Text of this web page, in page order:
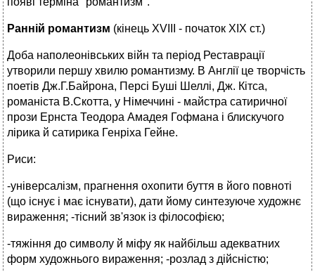
Ранній романтизм (кінець XVIII - початок XIX ст.)
Доба наполеонівських війн та період Реставрації
утворили першу хвилю романтизму. В Англії це творчість
поетів Дж.Г.Байрона, Персі Буші Шеллі, Дж. Кітса,
романіста В.Скотта, у Німеччині - майстра сатиричної
прози Ернста Теодора Амадея Гофмана і блискучого
лірика й сатирика Генріха Гейне.
Риси:
-універсалізм, прагнення охопити буття в його повноті
(що існує і має існувати), дати йому синтезуюче художнє
вираження; -тісний зв'язок із філософією;
-тяжіння до символу й міфу як найбільш адекватних
форм художнього вираження; -розлад з дійсністю;